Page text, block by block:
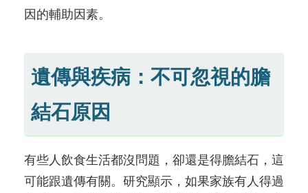
因的輔助因素。
遺傳與疾病：不可忽視的膽
結石原因
有些人飲食生活都沒問題，卻還是得膽結石，這
可能跟遺傳有關。研究顯示，如果家族有人得過